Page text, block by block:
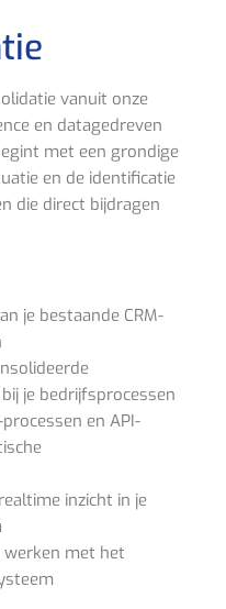
vanuit onze
en datagedreven
met een grondige
en de identificatie
die direct bijdragen
je bestaande CRM-
je bedrijfsprocessen
en API-
inzicht in je
werken met het